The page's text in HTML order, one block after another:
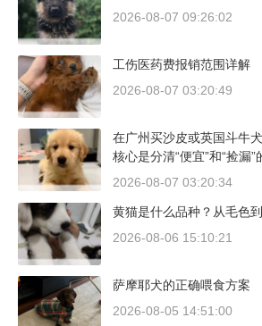
2026-08-07 09:26:02
工伤医药费报销范围详解
2026-08-07 03:20:49
在广州买沙皮或英国斗牛
核心是分清“便宜”和“捡漏”
本地犬种，价格比北方城
方和真实价格区间。
2026-08-07 03:20:34
黄猫是什么品种？从毛色
2026-08-06 15:10:21
萨摩耶犬的正确喂食方案
2026-08-05 14:51:00